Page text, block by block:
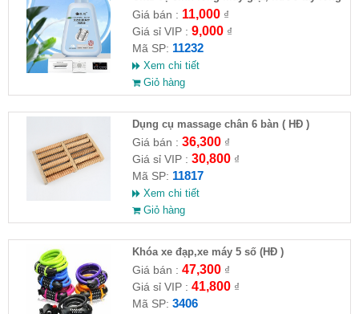
máy giặt CLEANING FLUID
Giá bán : 11,000₫
Giá sỉ VIP : 9,000₫
Mã SP: 11232
Xem chi tiết
Giỏ hàng
Dụng cụ massage chân 6 bàn ( HĐ )
Giá bán : 36,300₫
Giá sỉ VIP : 30,800₫
Mã SP: 11817
Xem chi tiết
Giỏ hàng
Khóa xe đạp,xe máy 5 số (HĐ )
Giá bán : 47,300₫
Giá sỉ VIP : 41,800₫
Mã SP: 3406